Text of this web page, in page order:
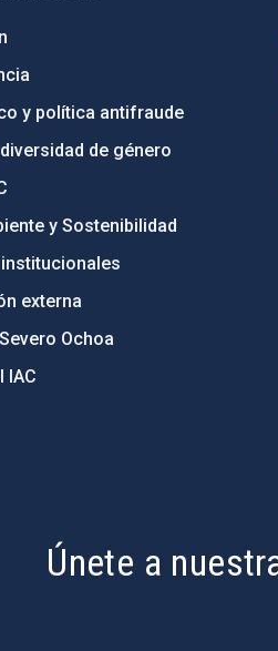
y política antifraude
de género
y Sostenibilidad
externa
Ochoa
IAC
Únete a